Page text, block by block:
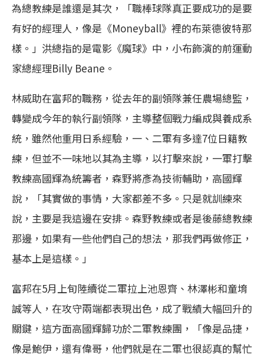
為總教練是誰還是其次，「職棒球隊真正要成功的是要
有好的經理人，像是《Moneyball》裡的布萊德彼特那
樣。」洪總指的是電影《魔球》中，小布飾演的前運動
家總經理Billy Beane。
林威助在富邦的職務，從去年的副領隊兼任農場總監，
轉變成今年的執行副領隊，主導整個戰力編成與養成系
統，雖然他重用日系經驗，一、二軍有多達7位日籍教
練，但並不一味地以其為主導，以打擊來說，一軍打擊
教練高國輝為統籌者，森野將彥為技術輔助，高國輝
說，「其實做的事情，大家都差不多。只是就訓練來
說，主要是我這邊在安排。森野教練或者是後藤總教練
那邊，如果有一些他們自己的想法，那我們再做修正，
基本上是這樣。」
富邦在5月上旬陸續從二軍拉上池恩齊、林澤彬和童堉
誠等人，在攻守兩端都表現出色，成了戰績大幅回升的
關鍵，這方面高國輝歸功於二軍教練團，「像是品捷，
像是鮑伊，還有偉哥，他們就是在二軍也很認真的幫忙